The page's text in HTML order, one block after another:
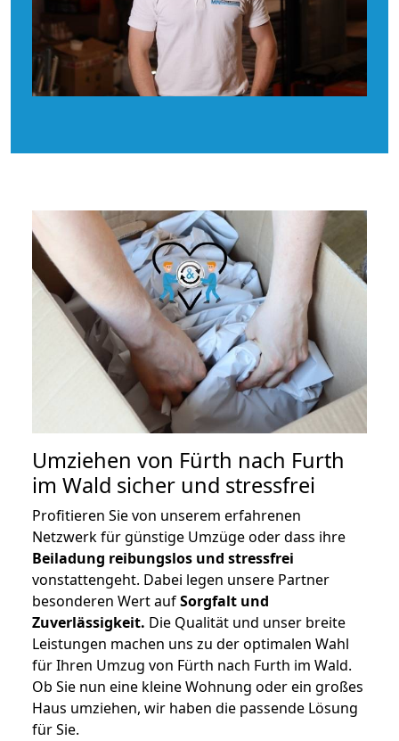
Umziehen von Fürth nach Furth
im Wald sicher und stressfrei
Profitieren Sie von unserem erfahrenen
Netzwerk für günstige Umzüge oder dass ihre
Beiladung reibungslos und stressfrei
vonstattengeht. Dabei legen unsere Partner
besonderen Wert aufSorgfalt und
Zuverlässigkeit. Die Qualität und unser breite
Leistungen machen uns zu der optimalen Wahl
für Ihren Umzug von Fürth nach Furth im Wald.
Ob Sie nun eine kleine Wohnung oder ein großes
Haus umziehen, wir haben die passende Lösung
für Sie.